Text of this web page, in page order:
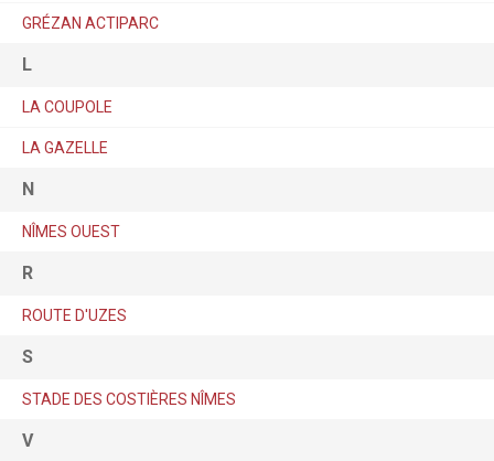
GRÉZAN ACTIPARC
L
LA COUPOLE
LA GAZELLE
N
NÎMES OUEST
R
ROUTE D'UZES
S
STADE DES COSTIÈRES NÎMES
V